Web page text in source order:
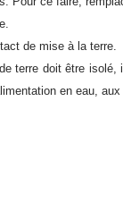
de mise à la terre.
terre doit être
en eau,